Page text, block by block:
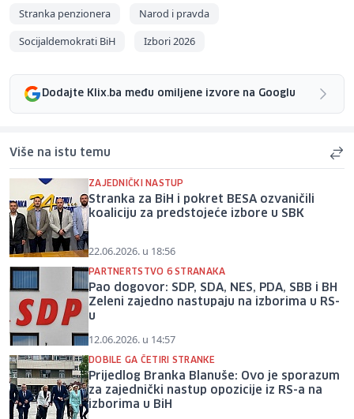
Stranka penzionera
Narod i pravda
Socijaldemokrati BiH
Izbori 2026
Dodajte Klix.ba među omiljene izvore na Googlu
Više na istu temu
ZAJEDNIČKI NASTUP
Stranka za BiH i pokret BESA ozvaničili
koaliciju za predstojeće izbore u SBK
22.06.2026. u 18:56
PARTNERTSTVO 6 STRANAKA
Pao dogovor: SDP, SDA, NES, PDA, SBB i BH
Zeleni zajedno nastupaju na izborima u RS-
u
12.06.2026. u 14:57
DOBILE GA ČETIRI STRANKE
Prijedlog Branka Blanuše: Ovo je sporazum
za zajednički nastup opozicije iz RS-a na
izborima u BiH